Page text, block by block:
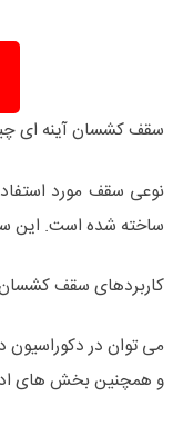
سقف کشسان آینه ای
ساخته شده است. این
کاربردهای سقف
می توان در دکوراسیون
و همچنین بخش های